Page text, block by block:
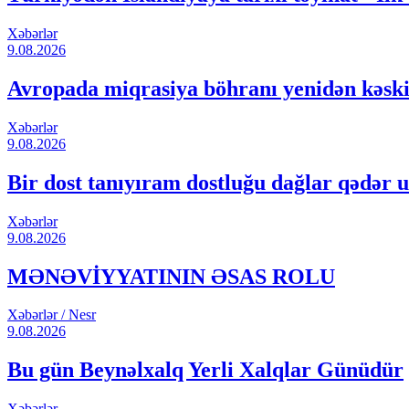
Xəbərlər
9.08.2026
Avropada miqrasiya böhranı yenidən
Xəbərlər
9.08.2026
Bir dost tanıyıram dostluğu dağlar qədər
Xəbərlər
9.08.2026
MƏNƏVİYYATININ ƏSAS ROLU
Xəbərlər / Nesr
9.08.2026
Bu gün Beynəlxalq Yerli Xalqlar Günüdür